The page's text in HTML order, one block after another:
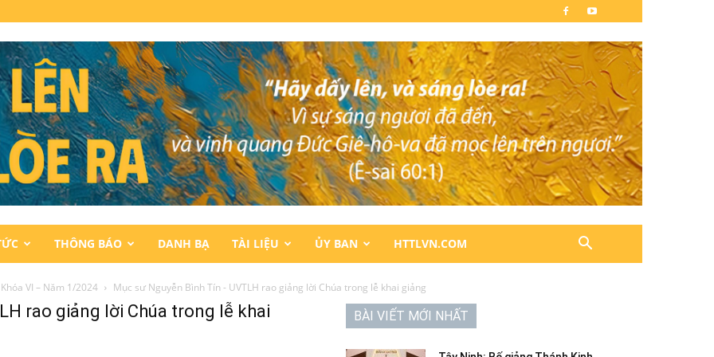
THÔNG BÁO DANH BẠ TÀI LIỆU ỦY BAN HTTLVN.COM
VI – Năm 1/2024 Mục sư Nguyễn Bình Tín - UVTLH rao giảng lời Chúa trong lễ khai giảng
rao giảng lời Chúa trong lễ khai
BÀI VIẾT MỚI NHẤT